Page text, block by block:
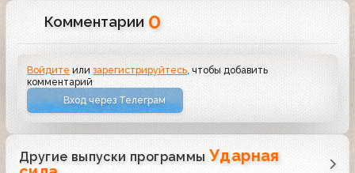
Комментарии 0
Войдите илизарегистрируйтесь , чтобы добавить
комментарий
Вход через Телеграм
Другие выпуски программы Ударная